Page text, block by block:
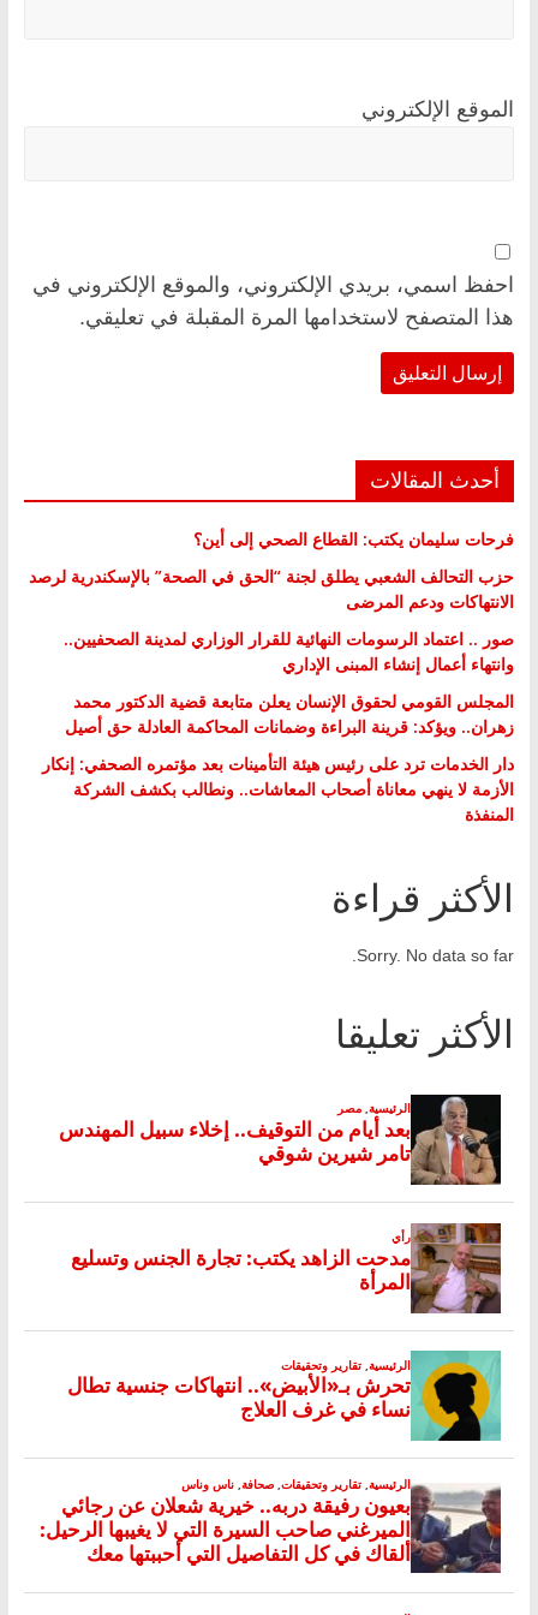
الموقع الإلكتروني
احفظ اسمي، بريدي الإلكتروني، والموقع الإلكتروني في
هذا المتصفح لاستخدامها المرة المقبلة في تعليقي.
أحدث المقالات
فرحات سليمان يكتب: القطاع الصحي إلى أين؟
حزب التحالف الشعبي يطلق لجنة “الحق في الصحة” بالإسكندرية لرصد
الانتهاكات ودعم المرضى
صور .. اعتماد الرسومات النهائية للقرار الوزاري لمدينة الصحفيين..
وانتهاء أعمال إنشاء المبنى الإداري
المجلس القومي لحقوق الإنسان يعلن متابعة قضية الدكتور محمد
زهران.. ويؤكد: قرينة البراءة وضمانات المحاكمة العادلة حق أصيل
دار الخدمات ترد على رئيس هيئة التأمينات بعد مؤتمره الصحفي: إنكار
الأزمة لا ينهي معاناة أصحاب المعاشات.. ونطالب بكشف الشركة
المنفذة
الأكثر قراءة
Sorry. No data so far.
الأكثر تعليقا